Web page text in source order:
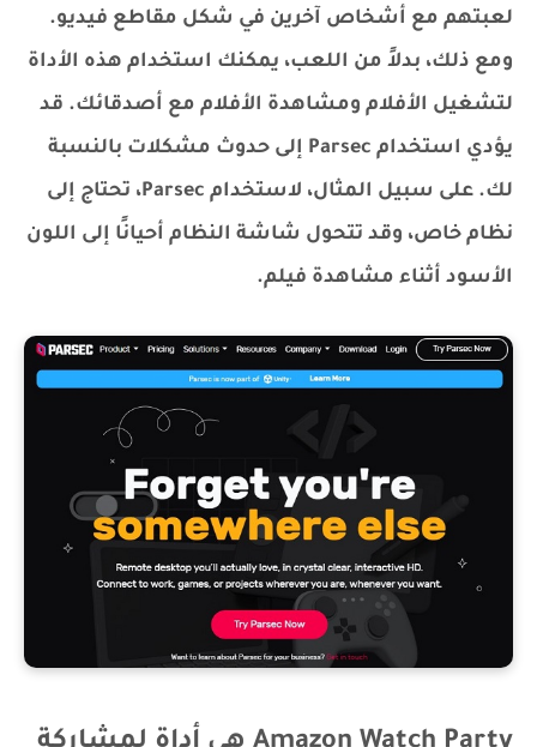
لعبتهم مع أشخاص آخرين في شكل مقاطع فيديو.
ومع ذلك، بدلاً من اللعب، يمكنك استخدام هذه الأداة
لتشغيل الأفلام ومشاهدة الأفلام مع أصدقائك. قد
يؤدي استخدام Parsec إلى حدوث مشكلات بالنسبة
لك. على سبيل المثال، لاستخدام Parsec، تحتاج إلى
نظام خاص، وقد تتحول شاشة النظام أحيانًا إلى اللون
الأسود أثناء مشاهدة فيلم.